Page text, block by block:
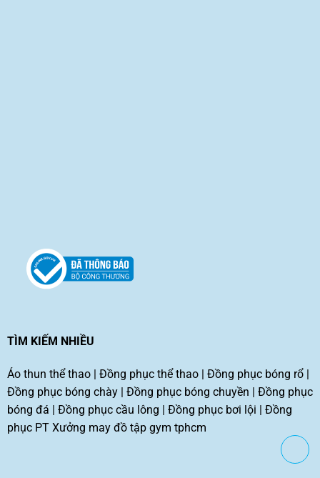
TÌM KIẾM NHIỀU
Áo thun thể thao| Đồng phục thể thao| Đồng phục bóng rổ|
Đồng phục bóng chày| Đồng phục bóng chuyền | Đồng phục
bóng đá | Đồng phục cầu lông | Đồng phục bơi lội | Đồng
phục PT Xưởng may đồ tập gym tphcm